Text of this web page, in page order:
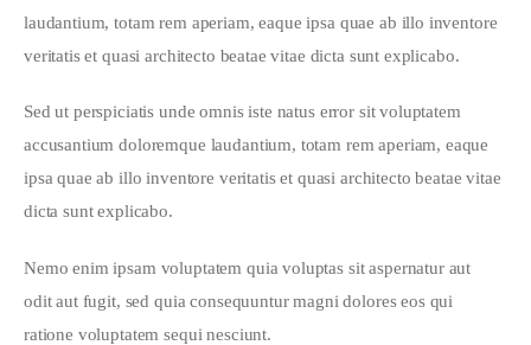
laudantium, totam rem aperiam, eaque ipsa quae ab illo inventore
veritatis et quasi architecto beatae vitae dicta sunt explicabo.
Sed ut perspiciatis unde omnis iste natus error sit voluptatem
accusantium doloremque laudantium, totam rem aperiam, eaque
ipsa quae ab illo inventore veritatis et quasi architecto beatae vitae
dicta sunt explicabo.
Nemo enim ipsam voluptatem quia voluptas sit aspernatur aut
odit aut fugit, sed quia consequuntur magni dolores eos qui
ratione voluptatem sequi nesciunt.